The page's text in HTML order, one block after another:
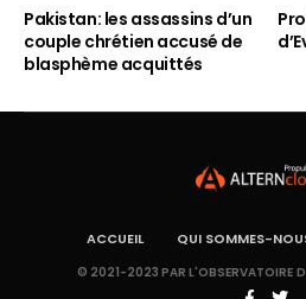
Pakistan: les assassins d’un
couple chrétien accusé de
blasphème acquittés
ACCUEIL QUI SOMMES-
© 2021-2023 PAR L'OBSERVATOIRE